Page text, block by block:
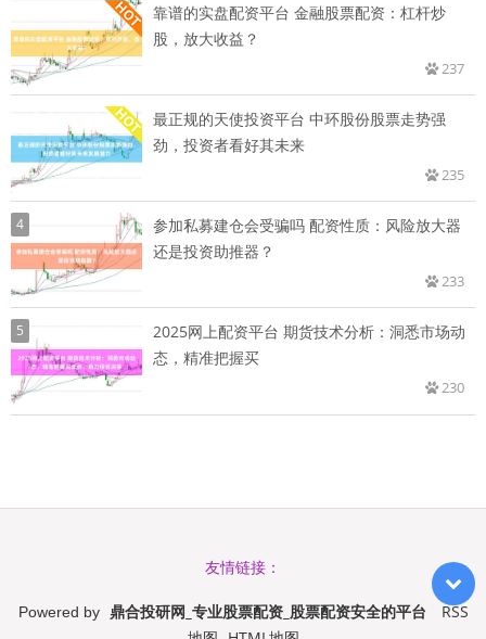
靠谱的实盘配资平台 金融股票配资：杠杆炒
股，放大收益？
237
最正规的天使投资平台 中环股份股票走势强
劲，投资者看好其未来
235
4
参加私募建仓会受骗吗 配资性质：风险放大器
还是投资助推器？
233
5
2025网上配资平台 期货技术分析：洞悉市场动
态，精准把握买
230
友情链接：
Powered by 鼎合投研网_专业股票配资_股票配资安全的平台
RSS